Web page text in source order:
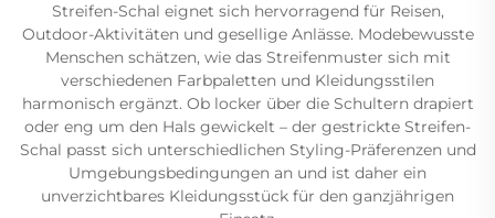
Streifen-Schal eignet sich hervorragend für Reisen,
Outdoor-Aktivitäten und gesellige Anlässe. Modebewusste
Menschen schätzen, wie das Streifenmuster sich mit
verschiedenen Farbpaletten und Kleidungsstilen
harmonisch ergänzt. Ob locker über die Schultern drapiert
oder eng um den Hals gewickelt – der gestrickte Streifen-
Schal passt sich unterschiedlichen Styling-Präferenzen und
Umgebungsbedingungen an und ist daher ein
unverzichtbares Kleidungsstück für den ganzjährigen